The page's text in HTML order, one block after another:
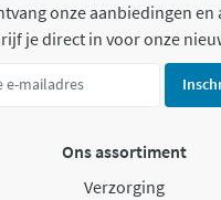
onze aanbiedingen en
je direct in voor onze
Ons assortiment
Verzorging